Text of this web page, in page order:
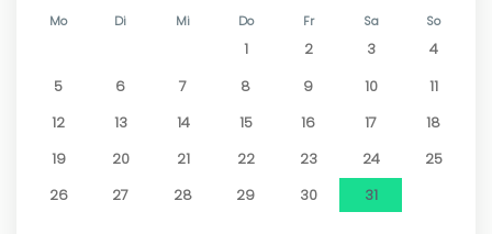
Mo Di Mi Do Fr Sa So
1 2 3
4
5
6 7 8 9 10
11
12
13 14 15 16 17
18
19
20 21 22 23 24
25
26
27 28 29 30 31